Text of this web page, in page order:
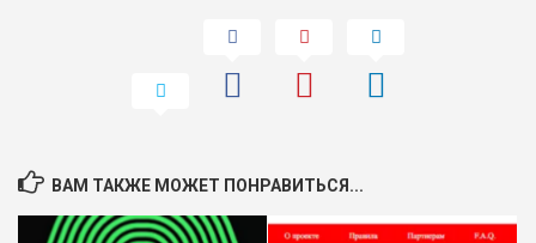
БЮДЖЕТ: НИЗКИЙ
ВСЕМ
РИСКИ: НИЗКИЕ
ВАМ ТАКЖЕ МОЖЕТ ПОНРАВИТЬСЯ...